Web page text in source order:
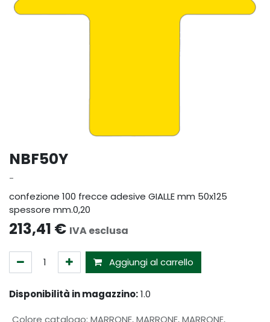
NBF50Y
-
confezione 100 frecce adesive GIALLE mm 50x125
spessore mm.0,20
213,41 € IVA esclusa
Aggiungi al carrello
Disponibilità in magazzino:1.0
Colore catalogo: MARRONE,MARRONE,MARRONE,